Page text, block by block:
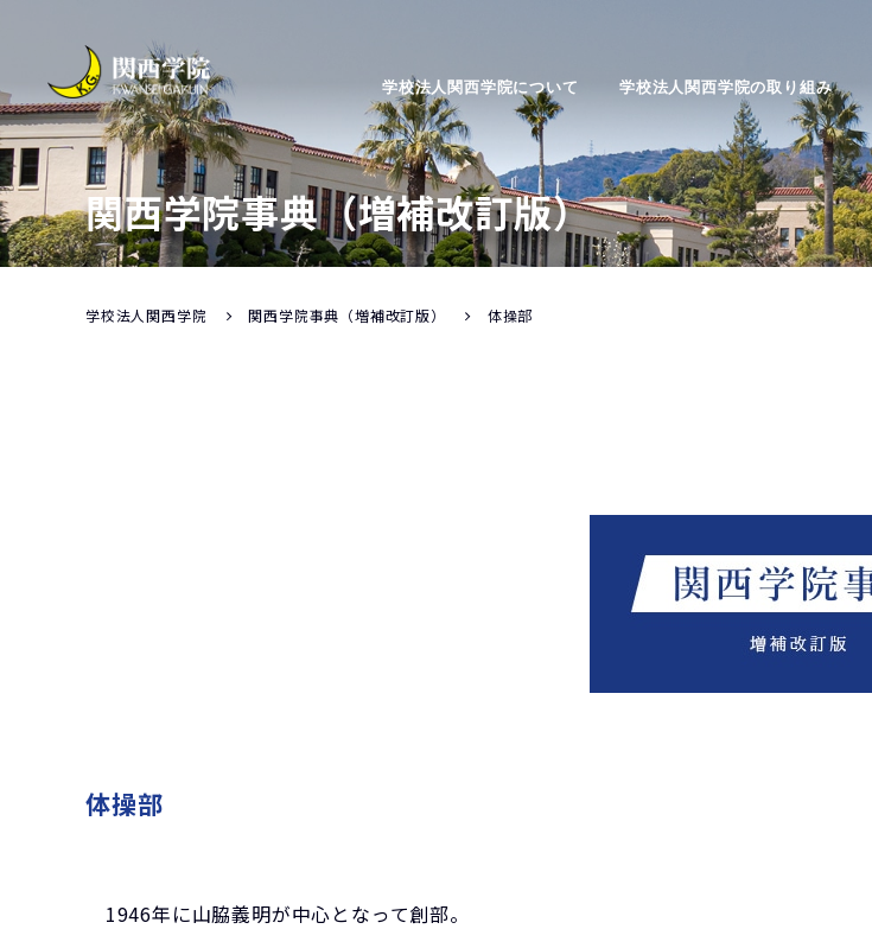
学校法人関西学院について 学校法人関西学院の取り組み
関西学院事典（増補改訂版）
学校法人関西学院 関西学院事典（増補改訂版） 体操部
体操部
1946年に山脇義明が中心となって創部。